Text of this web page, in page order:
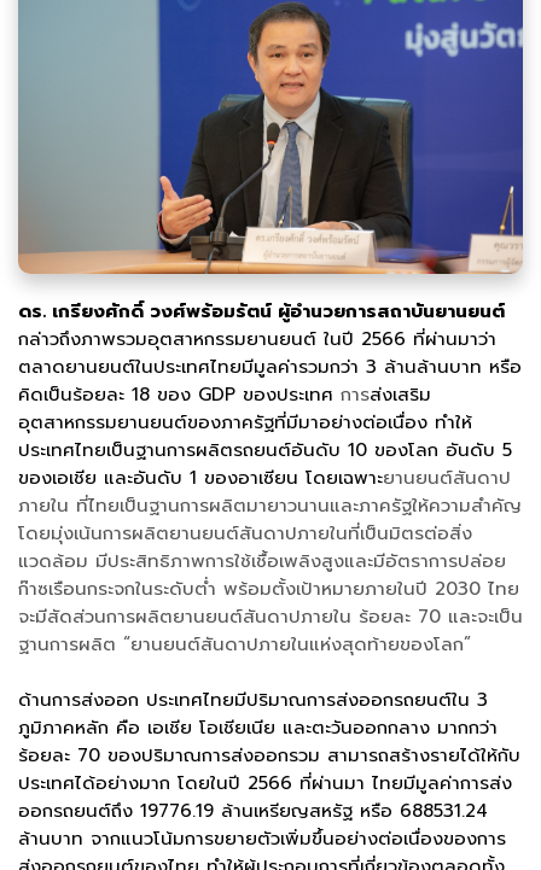
ดร. เกรียงศักดิ์ วงศ์พร้อมรัตน์ ผู้อำนวยการสถาบันยานยนต์
กล่าวถึงภาพรวมอุตสาหกรรมยานยนต์ ในปี 2566 ที่ผ่านมาว่า
ตลาดยานยนต์ในประเทศไทยมีมูลค่ารวมกว่า 3 ล้านล้านบาท หรือ
คิดเป็นร้อยละ 18 ของ GDP ของประเทศ การส่งเสริม
อุตสาหกรรมยานยนต์ของภาครัฐที่มีมาอย่างต่อเนื่อง ทำให้
ประเทศไทยเป็นฐานการผลิตรถยนต์อันดับ 10 ของโลก อันดับ 5
ของเอเชีย และอันดับ 1 ของอาเซียน โดยเฉพาะยานยนต์สันดาป
ภายใน ที่ไทยเป็นฐานการผลิตมายาวนานและภาครัฐให้ความสำคัญ
โดยมุ่งเน้นการผลิตยานยนต์สันดาปภายในที่เป็นมิตรต่อสิ่ง
แวดล้อม มีประสิทธิภาพการใช้เชื้อเพลิงสูงและมีอัตราการปล่อย
ก๊าซเรือนกระจกในระดับต่ำ พร้อมตั้งเป้าหมายภายในปี 2030 ไทย
จะมีสัดส่วนการผลิตยานยนต์สันดาปภายใน ร้อยละ 70 และจะเป็น
ฐานการผลิต “ยานยนต์สันดาปภายในแห่งสุดท้ายของโลก”
ด้านการส่งออก ประเทศไทยมีปริมาณการส่งออกรถยนต์ใน 3
ภูมิภาคหลัก คือ เอเชีย โอเชียเนีย และตะวันออกกลาง มากกว่า
ร้อยละ 70 ของปริมาณการส่งออกรวม สามารถสร้างรายได้ให้กับ
ประเทศได้อย่างมาก โดยในปี 2566 ที่ผ่านมา ไทยมีมูลค่าการส่ง
ออกรถยนต์ถึง 19776.19 ล้านเหรียญสหรัฐ หรือ 688531.24
ล้านบาท จากแนวโน้มการขยายตัวเพิ่มขึ้นอย่างต่อเนื่องของการ